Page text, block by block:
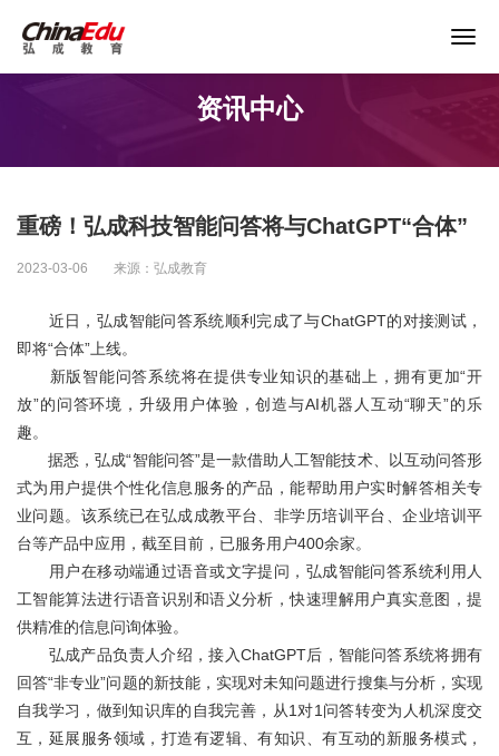
企业培训
继续教育
教育产品
课程资源
关于我们
资讯中心
重磅！弘成科技智能问答将与ChatGPT“合体”
2023-03-06 来源：弘成教育
近日，弘成智能问答系统顺利完成了与ChatGPT的对接测试，
即将“合体”上线。
新版智能问答系统将在提供专业知识的基础上，拥有更加“开
放”的问答环境，升级用户体验，创造与AI机器人互动“聊天”的乐
趣。
据悉，弘成“智能问答”是一款借助人工智能技术、以互动问答形
式为用户提供个性化信息服务的产品，能帮助用户实时解答相关专
业问题。该系统已在弘成成教平台、非学历培训平台、企业培训平
台等产品中应用，截至目前，已服务用户400余家。
用户在移动端通过语音或文字提问，弘成智能问答系统利用人
工智能算法进行语音识别和语义分析，快速理解用户真实意图，提
供精准的信息问询体验。
弘成产品负责人介绍，接入ChatGPT后，智能问答系统将拥有
回答“非专业”问题的新技能，实现对未知问题进行搜集与分析，实现
自我学习，做到知识库的自我完善，从1对1问答转变为人机深度交
互，延展服务领域，打造有逻辑、有知识、有互动的新服务模式，